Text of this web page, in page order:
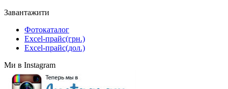
Завантажити
Фотокаталог
Excel-прайс(грн.)
Excel-прайс(дол.)
Ми в Instagram